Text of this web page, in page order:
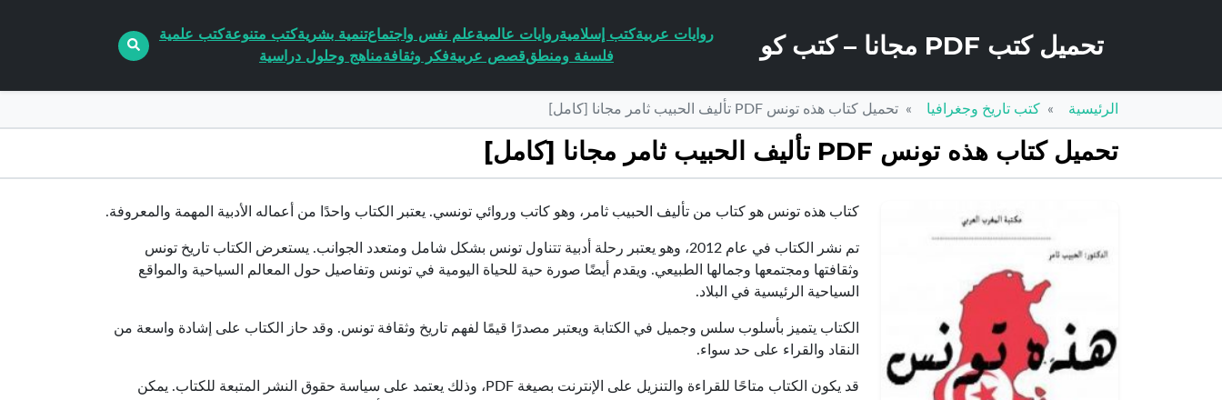
تحميل كتب PDF مجانا – كتب كو روايات عربيةكتب إسلاميةروايات عالميةعلم نفس واجتماعتنمية بشريةكتب متنوعةكتب علمية
فلسفة ومنطققصص عربيةفكر وثقافةمناهج وحلول دراسية
الرئيسية كتب تاريخ وجغرافيا تحميل كتاب هذه تونس PDF تأليف الحبيب ثامر مجانا [كامل]
تحميل كتاب هذه تونس PDF تأليف الحبيب ثامر مجانا [كامل]
كتاب هذه تونس هو كتاب من تأليف الحبيب ثامر، وهو كاتب وروائي تونسي. يعتبر الكتاب واحدًا من أعماله الأدبية المهمة والمعروفة.
تم نشر الكتاب في عام 2012، وهو يعتبر رحلة أدبية تتناول تونس بشكل شامل ومتعدد الجوانب. يستعرض الكتاب تاريخ تونس
وثقافتها ومجتمعها وجمالها الطبيعي. ويقدم أيضًا صورة حية للحياة اليومية في تونس وتفاصيل حول المعالم السياحية والمواقع
السياحية الرئيسية في البلاد.
الكتاب يتميز بأسلوب سلس وجميل في الكتابة ويعتبر مصدرًا قيمًا لفهم تاريخ وثقافة تونس. وقد حاز الكتاب على إشادة واسعة من
النقاد والقراء على حد سواء.
قد يكون الكتاب متاحًا للقراءة والتنزيل على الإنترنت بصيغة PDF، وذلك يعتمد على سياسة حقوق النشر المتبعة للكتاب. يمكن